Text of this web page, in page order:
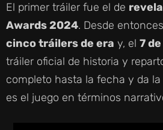
El primer tráiler fue el de
Awards 2024. Desde
cinco tráilers de era y, el 7
tráiler oficial de historia y
completo hasta la fecha y da
es el juego en términos